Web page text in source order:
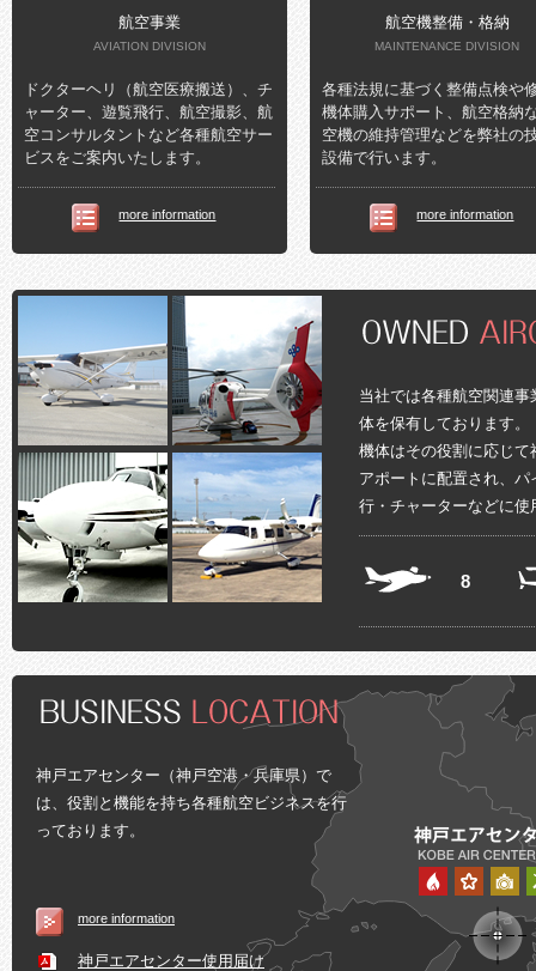
航空事業
AVIATION DIVISION
ドクターヘリ（航空医療搬送）、チ
ャーター、遊覧飛行、航空撮影、航
空コンサルタントなど各種航空サー
ビスをご案内いたします。
more information
航空機整備・格納
MAINTENANCE DIVISION
各種法規に基づく整備点検や
機体購入サポート、航空格納
空機の維持管理などを弊社の
設備で行います。
more information
当社では各種航空関連
体を保有しております。
機体はその役割に応じ
アポートに配置され、
行・チャーターなどに使
8
神戸エアセンター（神戸空港・兵庫県）で
は、役割と機能を持ち各種航空ビジネスを行
っております。
more information
神戸エアセンター使用届け